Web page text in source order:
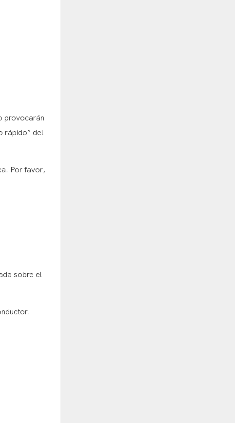
provocarán
rápido” del
Por favor,
sobre el